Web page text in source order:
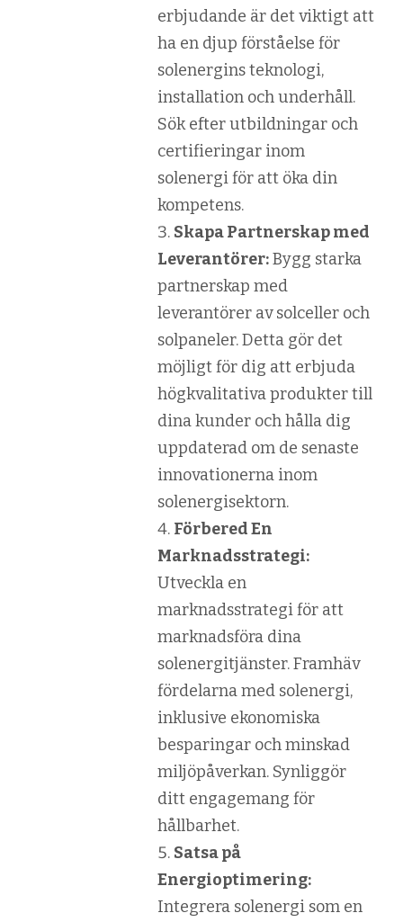
erbjudande är det viktigt att
ha en djup förståelse för
solenergins teknologi,
installation och underhåll.
Sök efter utbildningar och
certifieringar inom
solenergi för att öka din
kompetens.
Skapa Partnerskap med
Leverantörer:Bygg starka
partnerskap med
leverantörer av solceller och
solpaneler. Detta gör det
möjligt för dig att erbjuda
högkvalitativa produkter till
dina kunder och hålla dig
uppdaterad om de senaste
innovationerna inom
solenergisektorn.
Förbered En
Marknadsstrategi:
Utveckla en
marknadsstrategi för att
marknadsföra dina
solenergitjänster. Framhäv
fördelarna med solenergi,
inklusive ekonomiska
besparingar och minskad
miljöpåverkan. Synliggör
ditt engagemang för
hållbarhet.
Satsa på
Energioptimering:
Integrera solenergi som en